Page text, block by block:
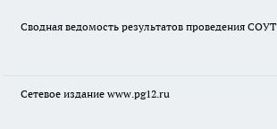
Сводная ведомость результатов проведения СОУТ
Сетевое издание www.pg12.ru